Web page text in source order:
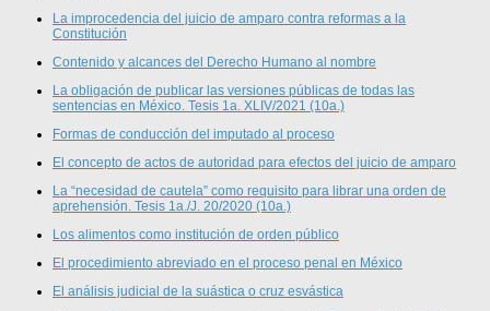
La improcedencia del juicio de amparo contra reformas a la
Constitución
Contenido y alcances del Derecho Humano al nombre
La obligación de publicar las versiones públicas de todas las
sentencias en México. Tesis 1a. XLIV/2021 (10a.)
Formas de conducción del imputado al proceso
El concepto de actos de autoridad para efectos del juicio de amparo
La “necesidad de cautela” como requisito para librar una orden de
aprehensión. Tesis 1a./J. 20/2020 (10a.)
Los alimentos como institución de orden público
El procedimiento abreviado en el proceso penal en México
El análisis judicial de la suástica o cruz esvástica